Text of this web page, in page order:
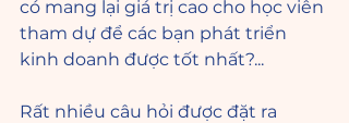
có mang lại giá trị cao cho học viên
tham dự để các bạn phát triển
kinh doanh được tốt nhất?...
Rất nhiều câu hỏi được đặt ra